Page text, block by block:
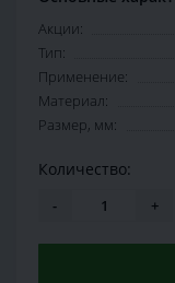
Акции:
Тип:
Применение:
Материал:
Размер, мм:
Количество:
- +